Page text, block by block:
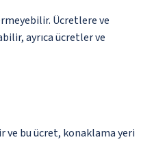
Ücretlere ve
ayrıca ücretler ve
ve bu ücret, konaklama yeri